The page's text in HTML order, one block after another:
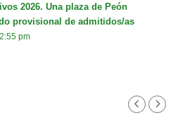
2026. Una plaza de Peón
provisional de admitidos/as
pm